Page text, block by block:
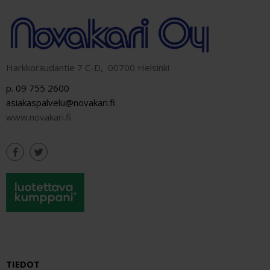
Harkkoraudantie 7 C-D, 00700 Helsinki
p. 09 755 2600
asiakaspalvelu@novakari.fi
www.novakari.fi
TIEDOT